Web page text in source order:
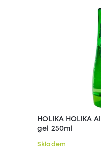
HOLIKA HOLIKA Aloe 99% zklidňující
gel 250ml
Skladem